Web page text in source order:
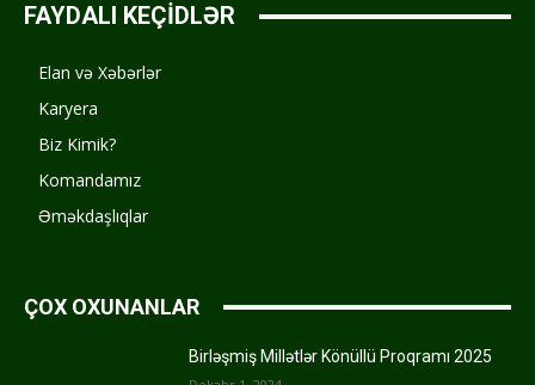
FAYDALI KEÇİDLƏR
Elan və Xəbərlər
Karyera
Biz Kimik?
Komandamız
Əməkdaşlıqlar
ÇOX OXUNANLAR
Birləşmiş Millətlər Könüllü Proqramı 2025